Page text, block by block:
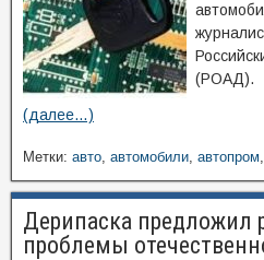
(РОАД).
(далее…)
Метки: авто, автомобили, автопром,
Дерипаска предложил
проблемы